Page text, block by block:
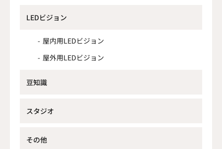
LEDビジョン
屋内用LEDビジョン
屋外用LEDビジョン
豆知識
スタジオ
その他